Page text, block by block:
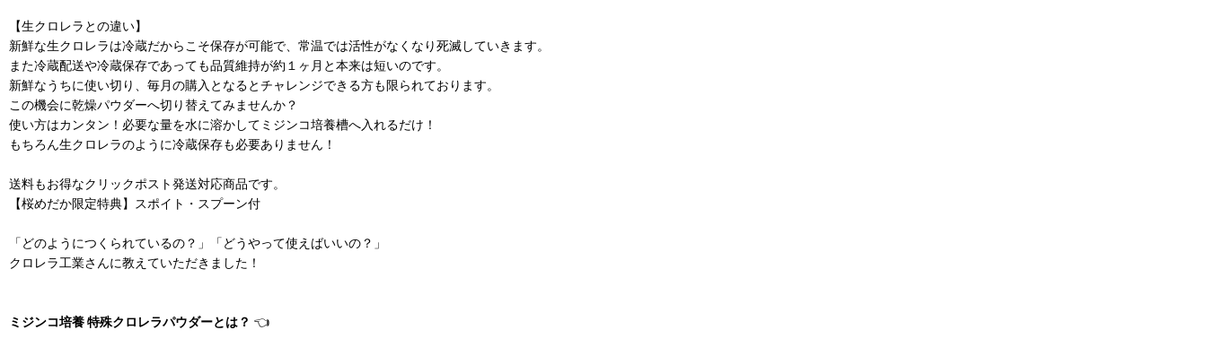
【生クロレラとの違い】
新鮮な生クロレラは冷蔵だからこそ保存が可能で、常温では活性がなくなり死滅していきます。
また冷蔵配送や冷蔵保存であっても品質維持が約１ヶ月と本来は短いのです。
新鮮なうちに使い切り、毎月の購入となるとチャレンジできる方も限られております。
この機会に乾燥パウダーへ切り替えてみませんか？
使い方はカンタン！必要な量を水に溶かしてミジンコ培養槽へ入れるだけ！
もちろん生クロレラのように冷蔵保存も必要ありません！
送料もお得なクリックポスト発送対応商品です。
【桜めだか限定特典】スポイト・スプーン付
「どのようにつくられているの？」「どうやって使えばいいの？」
クロレラ工業さんに教えていただきました！
ミジンコ培養 特殊クロレラパウダーとは？ 👈